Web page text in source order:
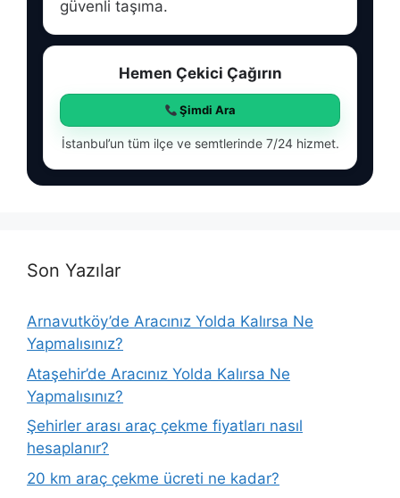
güvenli taşıma.
Hemen Çekici Çağırın
Şimdi Ara
İstanbul’un tüm ilçe ve semtlerinde 7/24 hizmet.
Son Yazılar
Arnavutköy’de Aracınız Yolda Kalırsa Ne
Yapmalısınız?
Ataşehir’de Aracınız Yolda Kalırsa Ne
Yapmalısınız?
Şehirler arası araç çekme fiyatları nasıl
hesaplanır?
20 km araç çekme ücreti ne kadar?